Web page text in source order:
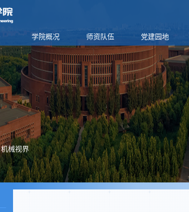
学院概况 师资队伍 党建园地
机械视界